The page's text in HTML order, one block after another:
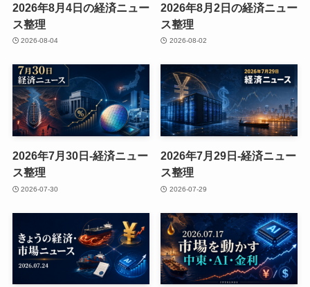
2026年8月4日の経済ニュー
ス整理
2026-08-04
2026年8月2日の経済ニュー
ス整理
2026-08-02
2026年7月30日-経済ニュー
ス整理
2026-07-30
2026年7月29日-経済ニュー
ス整理
2026-07-29